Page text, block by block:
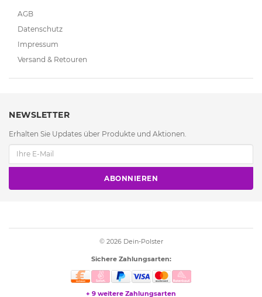
AGB
Datenschutz
Impressum
Versand & Retouren
NEWSLETTER
Erhalten Sie Updates über Produkte und Aktionen.
ABONNIEREN
© 2026 Dein-Polster
Sichere Zahlungsarten:
+ 9 weitere Zahlungsarten